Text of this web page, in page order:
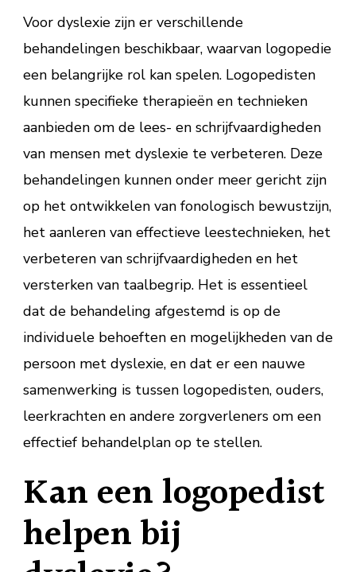
Voor dyslexie zijn er verschillende
behandelingen beschikbaar, waarvan logopedie
een belangrijke rol kan spelen. Logopedisten
kunnen specifieke therapieën en technieken
aanbieden om de lees- en schrijfvaardigheden
van mensen met dyslexie te verbeteren. Deze
behandelingen kunnen onder meer gericht zijn
op het ontwikkelen van fonologisch bewustzijn,
het aanleren van effectieve leestechnieken, het
verbeteren van schrijfvaardigheden en het
versterken van taalbegrip. Het is essentieel
dat de behandeling afgestemd is op de
individuele behoeften en mogelijkheden van de
persoon met dyslexie, en dat er een nauwe
samenwerking is tussen logopedisten, ouders,
leerkrachten en andere zorgverleners om een
effectief behandelplan op te stellen.
Kan een logopedist
helpen bij